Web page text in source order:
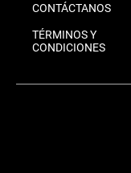
CONTÁCTANOS
TÉRMINOS Y
CONDICIONES